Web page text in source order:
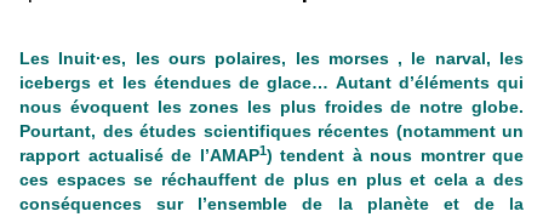
Les Inuit·es, les ours polaires, les morses , le narval, les
icebergs et les étendues de glace… Autant d’éléments qui
nous évoquent les zones les plus froides de notre globe.
Pourtant, des études scientifiques récentes (notamment un
rapport actualisé de l’AMAP1) tendent à nous montrer que
ces espaces se réchauffent de plus en plus et cela a des
conséquences sur l’ensemble de la planète et de la